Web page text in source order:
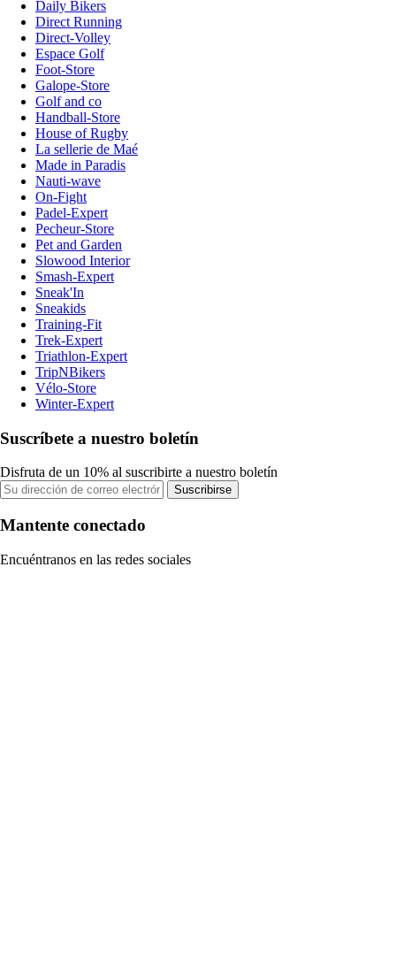
Daily Bikers
Direct Running
Direct-Volley
Espace Golf
Foot-Store
Galope-Store
Golf and co
Handball-Store
House of Rugby
La sellerie de Maé
Made in Paradis
Nauti-wave
On-Fight
Padel-Expert
Pecheur-Store
Pet and Garden
Slowood Interior
Smash-Expert
Sneak'In
Sneakids
Training-Fit
Trek-Expert
Triathlon-Expert
TripNBikers
Vélo-Store
Winter-Expert
Suscríbete a nuestro boletín
Disfruta de un 10% al suscribirte a nuestro boletín
Suscribirse
Mantente conectado
Encuéntranos en las redes sociales